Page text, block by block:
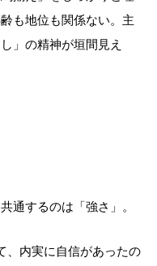
も地位も関係ない。主
」の精神が垣間見え
通するのは「強さ」。
、内実に自信があったの